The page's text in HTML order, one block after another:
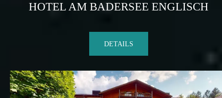
HOTEL AM BADERSEE ENGLISCH
DETAILS